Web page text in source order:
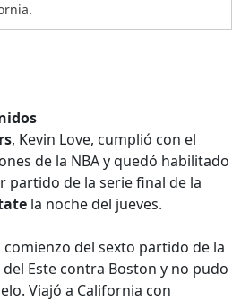
, Kevin Love, cumplió con el
de la NBA y quedó habilitado
partido de la serie final de la
la noche del jueves.
del sexto partido de la
Este contra Boston y no pudo
Viajó a California con